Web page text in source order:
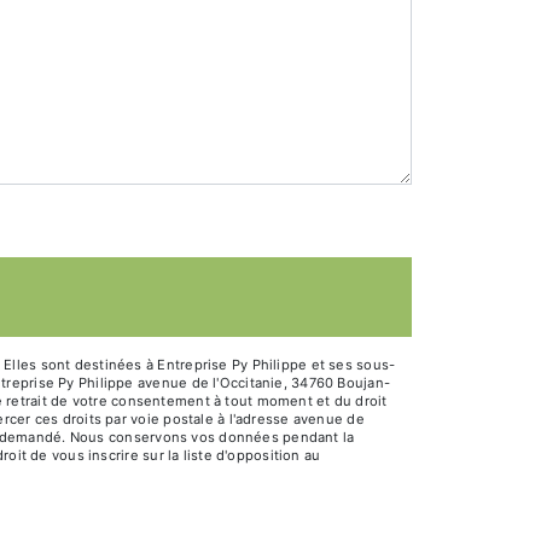
sont destinées à Entreprise Py Philippe et ses sous-
Py Philippe avenue de l'Occitanie, 34760 Boujan-
retrait de votre consentement à tout moment et du droit
ces droits par voie postale à l'adresse avenue de
Nous conservons vos données pendant la
de vous inscrire sur la liste d'opposition au